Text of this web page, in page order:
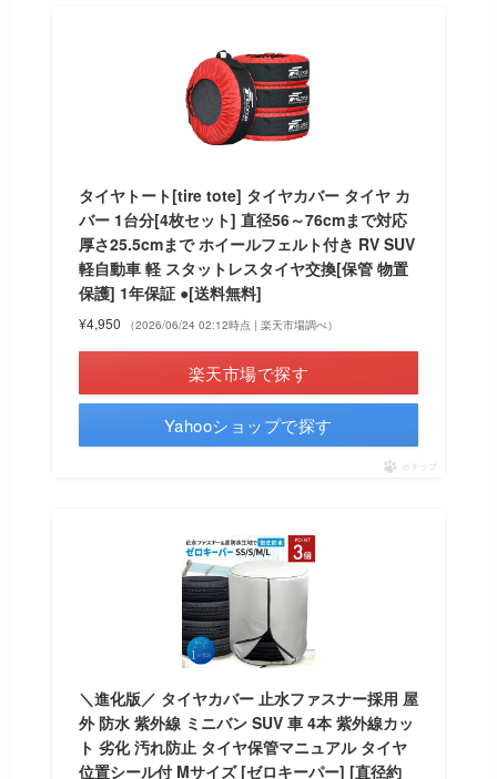
タイヤトート[tire tote] タイヤカバー タイヤ カ
バー 1台分[4枚セット] 直径56～76cmまで対応
厚さ25.5cmまで ホイールフェルト付き RV SUV
軽自動車 軽 スタットレスタイヤ交換[保管 物置
保護] 1年保証 ●[送料無料]
¥4,950 （2026/06/24 02:12時点 | 楽天市場調べ）
楽天市場で探す
Yahooショップで探す
ポチップ
＼進化版／ タイヤカバー 止水ファスナー採用 屋
外 防水 紫外線 ミニバン SUV 車 4本 紫外線カッ
ト 劣化 汚れ防止 タイヤ保管マニュアル タイヤ
位置シール付 Mサイズ [ゼロキーパー] [直径約